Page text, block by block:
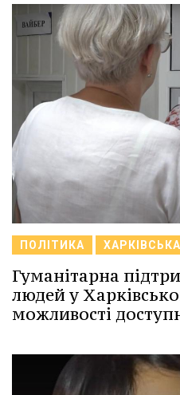
ПОЛІТИКА
Гуманітарна
людей у
можливості